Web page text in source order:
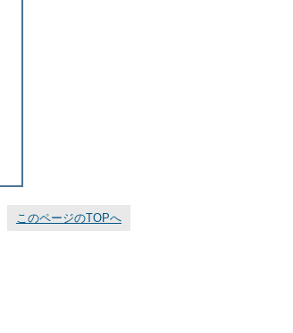
このページのTOPへ